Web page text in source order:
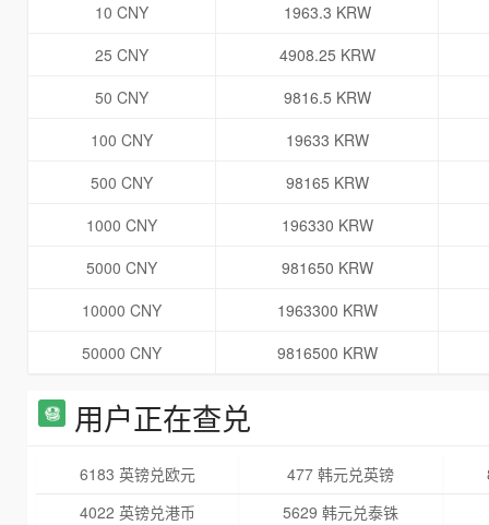
10 CNY
1963.3 KRW
25 CNY
4908.25 KRW
50 CNY
9816.5 KRW
100 CNY
19633 KRW
500 CNY
98165 KRW
1000 CNY
196330 KRW
5000 CNY
981650 KRW
10000 CNY
1963300 KRW
50000 CNY
9816500 KRW
用户正在查兑
6183 英镑兑欧元 477 韩元兑英镑
4022 英镑兑港币
5629 韩元兑泰铢